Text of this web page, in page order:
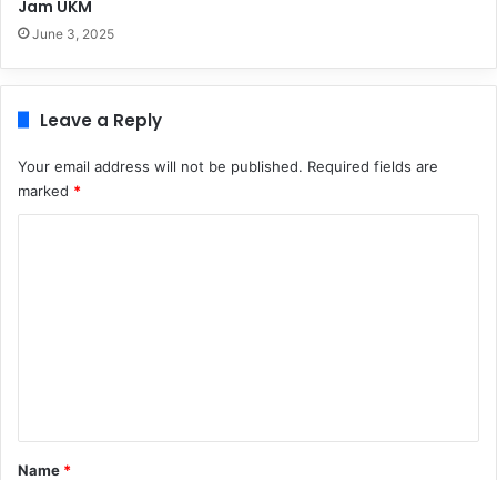
Jam UKM
June 3, 2025
Leave a Reply
Your email address will not be published. Required fields are
marked *
*
Name *